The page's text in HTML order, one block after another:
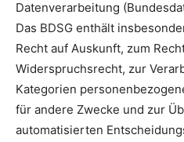
Datenverarbeitung
Das BDSG enthält
Recht auf Auskunft, zum
Widerspruchsrecht, zur
Kategorien
für andere Zwecke und zur
automatisierten